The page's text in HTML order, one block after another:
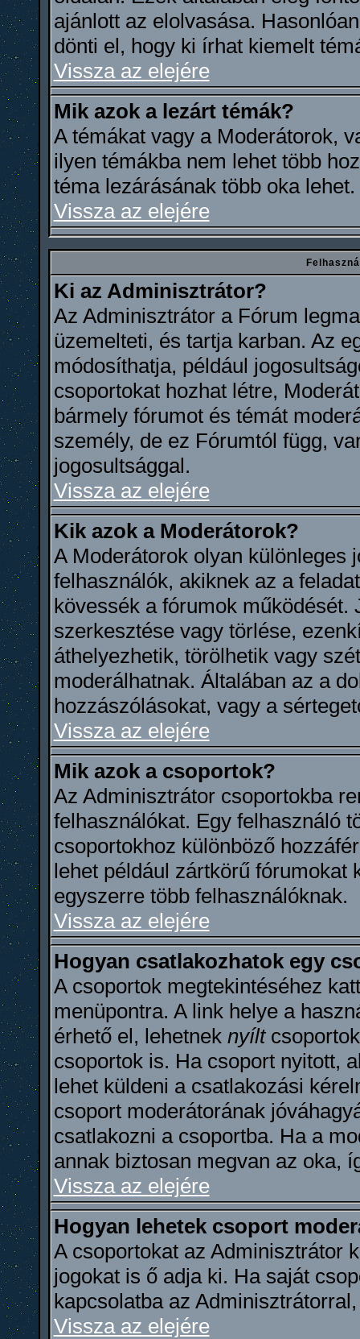
ajánlott az elolvasása.
dönti el, hogy ki írhat kiemelt
Vissza az elejére
Mik azok a lezárt témák?
A témákat vagy a Moderátorok,
ilyen témákba nem lehet több
téma lezárásának több oka lehet.
Vissza az elejére
Ki az Adminisztrátor?
Az Adminisztrátor a Fórum
üzemelteti, és tartja karban. Az
módosíthatja, például
csoportokat hozhat létre,
bármely fórumot és témát
személy, de ez Fórumtól függ,
jogosultsággal.
Vissza az elejére
Kik azok a Moderátorok?
A Moderátorok olyan különleges
felhasználók, akiknek az a
kövessék a fórumok
szerkesztése vagy törlése,
áthelyezhetik, törölhetik vagy
moderálhatnak. Általában az a
hozzászólásokat, vagy a
Vissza az elejére
Mik azok a csoportok?
Az Adminisztrátor csoportokba
felhasználókat. Egy felhasználó
csoportokhoz különböző
lehet például zártkörű fórumokat
egyszerre több felhasználóknak.
Vissza az elejére
Hogyan csatlakozhatok egy
A csoportok megtekintéséhez
menüpontra. A link helye a
érhető el, lehetnek nyílt
csoportok is. Ha csoport nyitott,
lehet küldeni a csatlakozási
csoport moderátorának
csatlakozni a csoportba. Ha a
annak biztosan megvan az oka,
Vissza az elejére
Hogyan lehetek csoport
A csoportokat az Adminisztrátor
jogokat is ő adja ki. Ha saját
kapcsolatba az
Vissza az elejére